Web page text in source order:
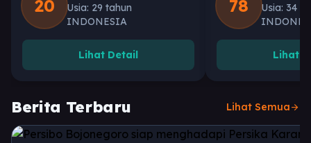
20
Usia: 29 tahun
INDONESIA
Lihat Detail
78
Usia: 34
Lihat
Berita Terbaru Lihat Semuaarrow_forward